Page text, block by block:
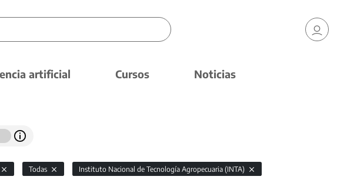
artificial Cursos Noticias
Todas Instituto Nacional de Tecnología Agropecuaria (INTA)